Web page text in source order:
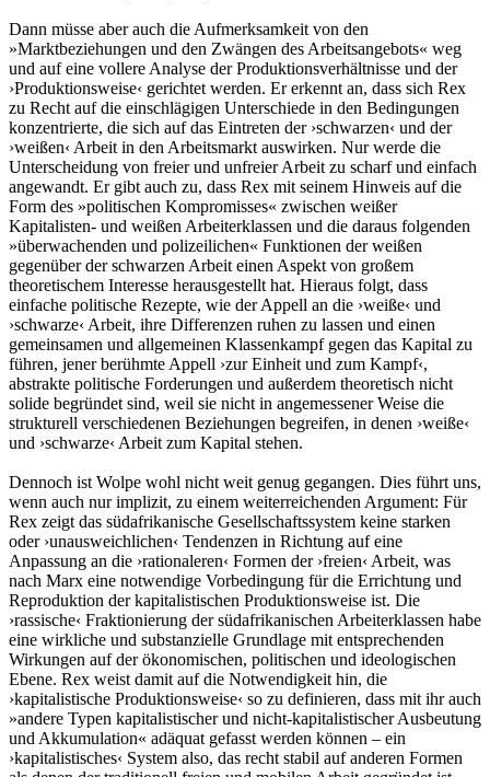
Dann müsse aber auch die Aufmerksamkeit von den
»Marktbeziehungen und den Zwängen des Arbeitsangebots« weg
und auf eine vollere Analyse der Produktionsverhältnisse und der
›Produktionsweise‹ gerichtet werden. Er erkennt an, dass sich Rex
zu Recht auf die einschlägigen Unterschiede in den Bedingungen
konzentrierte, die sich auf das Eintreten der ›schwarzen‹ und der
›weißen‹ Arbeit in den Arbeitsmarkt auswirken. Nur werde die
Unterscheidung von freier und unfreier Arbeit zu scharf und einfach
angewandt. Er gibt auch zu, dass Rex mit seinem Hinweis auf die
Form des »politischen Kompromisses« zwischen weißer
Kapitalisten- und weißen Arbeiterklassen und die daraus folgenden
»überwachenden und polizeilichen« Funktionen der weißen
gegenüber der schwarzen Arbeit einen Aspekt von großem
theoretischem Interesse herausgestellt hat. Hieraus folgt, dass
einfache politische Rezepte, wie der Appell an die ›weiße‹ und
›schwarze‹ Arbeit, ihre Differenzen ruhen zu lassen und einen
gemeinsamen und allgemeinen Klassenkampf gegen das Kapital zu
führen, jener berühmte Appell ›zur Einheit und zum Kampf‹,
abstrakte politische Forderungen und außerdem theoretisch nicht
solide begründet sind, weil sie nicht in angemessener Weise die
strukturell verschiedenen Beziehungen begreifen, in denen ›weiße‹
und ›schwarze‹ Arbeit zum Kapital stehen.
Dennoch ist Wolpe wohl nicht weit genug gegangen. Dies führt uns,
wenn auch nur implizit, zu einem weiterreichenden Argument: Für
Rex zeigt das südafrikanische Gesellschaftssystem keine starken
oder ›unausweichlichen‹ Tendenzen in Richtung auf eine
Anpassung an die ›rationaleren‹ Formen der ›freien‹ Arbeit, was
nach Marx eine notwendige Vorbedingung für die Errichtung und
Reproduktion der kapitalistischen Produktionsweise ist. Die
›rassische‹ Fraktionierung der südafrikanischen Arbeiterklassen habe
eine wirkliche und substanzielle Grundlage mit entsprechenden
Wirkungen auf der ökonomischen, politischen und ideologischen
Ebene. Rex weist damit auf die Notwendigkeit hin, die
›kapitalistische Produktionsweise‹ so zu definieren, dass mit ihr auch
»andere Typen kapitalistischer und nicht-kapitalistischer Ausbeutung
und Akkumulation« adäquat gefasst werden können – ein
›kapitalistisches‹ System also, das recht stabil auf anderen Formen